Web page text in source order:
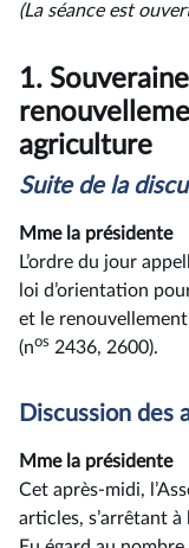
(La séance est
1.
agriculture
Suite de la
Mme la présidente
L’ordre du jour
loi d’orientation
et le
(nos 2436, 2600).
Discussion des
Mme la présidente
Cet après-midi,
articles, s’arrêtant à